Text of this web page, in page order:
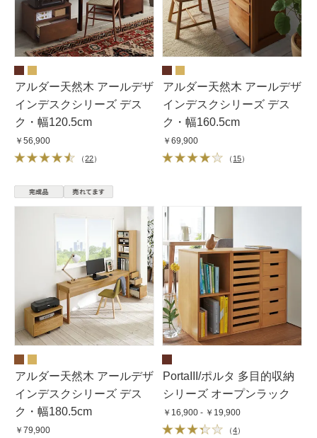
アルダー天然木 アールデザ
インデスクシリーズ デス
ク・幅120.5cm
￥56,900
（22）
アルダー天然木 アールデザ
インデスクシリーズ デス
ク・幅160.5cm
￥69,900
（15）
アルダー天然木 アールデザ
インデスクシリーズ デス
ク・幅180.5cm
￥79,900
PortaIII/ポルタ 多目的収納
シリーズ オープンラック
￥16,900 - ￥19,900
（4）